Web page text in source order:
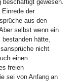
beschäftigt gewesen.
der
aus den
selbst wenn ein
hätte,
nicht
einen
freien
sei von Anfang an